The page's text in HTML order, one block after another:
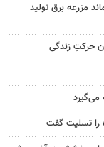
مزرعه‌ برق تولید
حرکتِ زندگی
می‌گیرد
را تسلیت گفت